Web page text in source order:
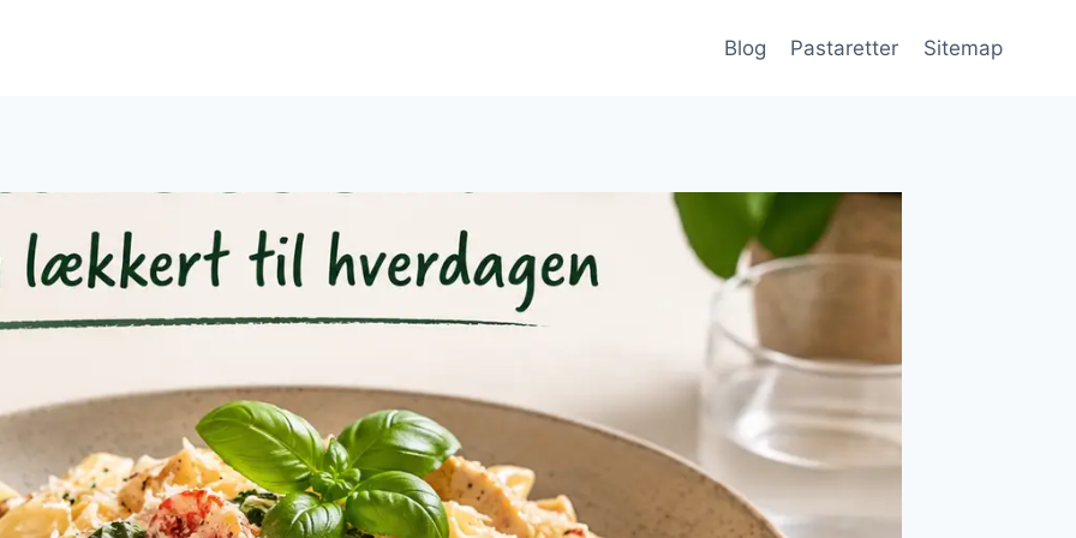
Blog Pastaretter Sitemap